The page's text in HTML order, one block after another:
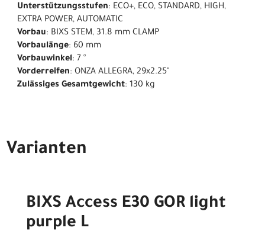
Unterstützungsstufen: ECO+, ECO, STANDARD, HIGH,
EXTRA POWER, AUTOMATIC
Vorbau: BIXS STEM, 31.8 mm CLAMP
Vorbaulänge: 60 mm
Vorbauwinkel: 7 °
Vorderreifen: ONZA ALLEGRA, 29x2.25"
Zulässiges Gesamtgewicht: 130 kg
Varianten
BIXS Access E30 GOR light
purple L